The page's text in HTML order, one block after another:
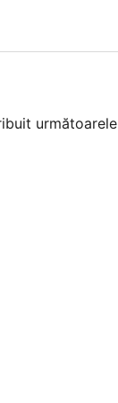
următoarele